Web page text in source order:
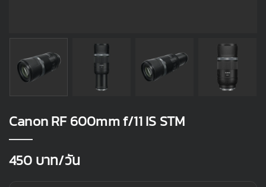
Canon RF 600mm f/11 IS STM
450 บาท/วัน